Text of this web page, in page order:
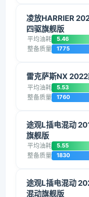
凌放HARRIER
四驱旗舰版
平均油耗 5.46
整备质量 1775
雷克萨斯NX
平均油耗 5.53
整备质量 1760
途观L插电混动
旗舰版
平均油耗 5.55
整备质量 1830
途观L插电混动
混动旗舰版